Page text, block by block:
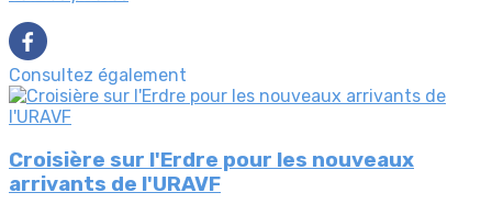
Consultez également
Croisière sur l'Erdre pour les nouveaux
arrivants de l'URAVF